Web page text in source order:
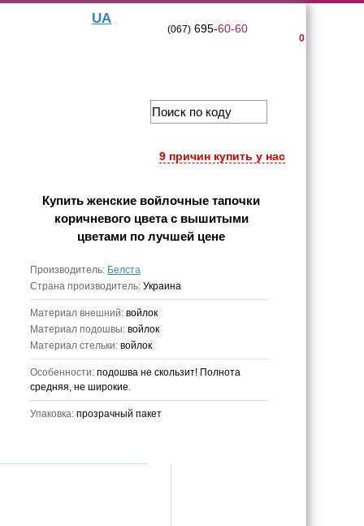
UA
0
(067)695-60-60
9 причин купить у нас
Купить женские войлочные тапочки
коричневого цвета с вышитыми
цветами по лучшей цене
Производитель: Белста
Страна производитель: Украина
Материал внешний: войлок
Материал подошвы: войлок
Материал стельки: войлок
Особенности: подошва не скользит! Полнота
средняя, не широкие.
Упаковка: прозрачный пакет